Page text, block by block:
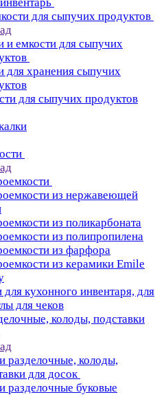
для сыпучих продуктов
и емкости для сыпучих
для хранения сыпучих
для сыпучих продуктов
из нержавеющей
из поликарбоната
из полипропилена
из фарфора
из керамики Emile
кухонного инвентаря, для
для чеков
колоды, подставки
разделочные, колоды,
для досок
разделочные буковые